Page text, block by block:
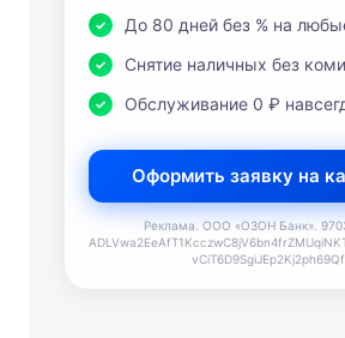
До 80 дней без % на
Снятие наличных без
Обслуживание 0 ₽
Оформить заявку на
Реклама. ООО «ОЗОН Банк».
vCiT6D9SgiJEp2Kj2ph69Qf